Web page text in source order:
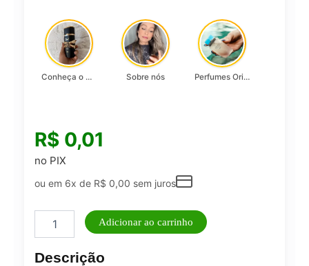
Conheça o Asad, da Lattafa… Sobre nós Perfumes Originais
R$ 0,01
no PIX
ou em 6x de R$ 0,00 sem juros
exclusivos
alta
Adicionar ao carrinho
Descrição